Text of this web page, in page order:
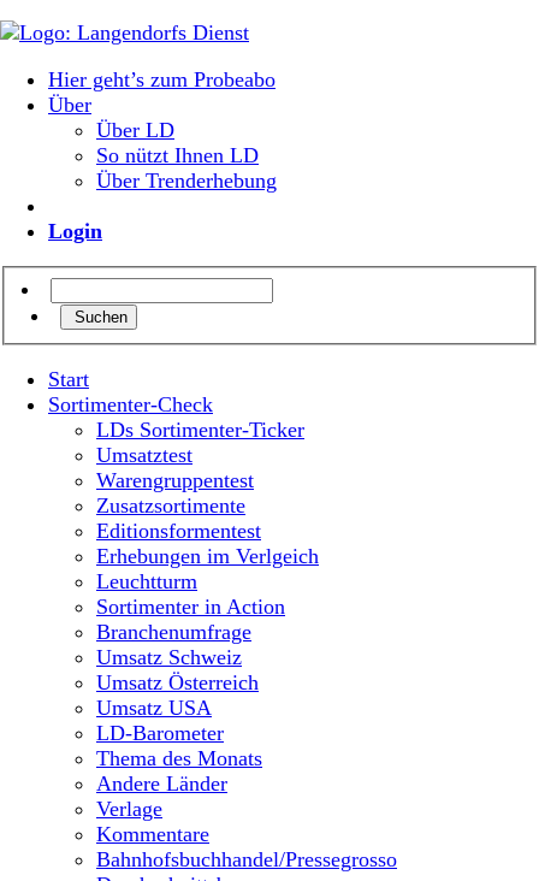
Hier geht’s zum Probeabo
Über
Über LD
So nützt Ihnen LD
Über Trenderhebung
Login
Suchen
Start
Sortimenter-Check
LDs Sortimenter-Ticker
Umsatztest
Warengruppentest
Zusatzsortimente
Editionsformentest
Erhebungen im Verlgeich
Leuchtturm
Sortimenter in Action
Branchenumfrage
Umsatz Schweiz
Umsatz Österreich
Umsatz USA
LD-Barometer
Thema des Monats
Andere Länder
Verlage
Kommentare
Bahnhofsbuchhandel/Pressegrosso